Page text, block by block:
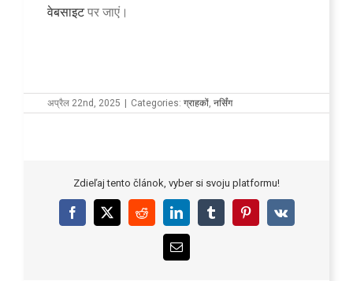
वेबसाइटपर जाएं।
अप्रैल 22nd, 2025 | Categories: ग्राहकों नर्सिंग
Zdieľaj tento článok, vyber si svoju platformu!
Facebook
X RedditLinkedInTumblrPinterest
Vk
Email